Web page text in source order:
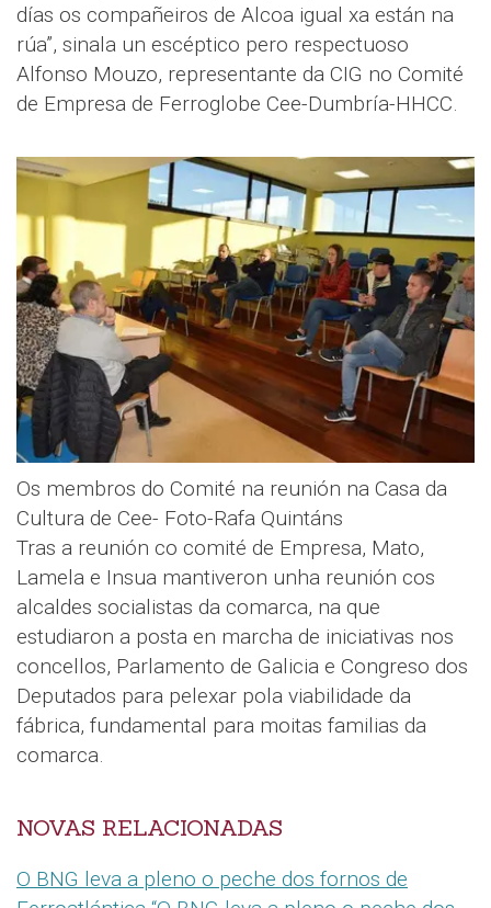
días os compañeiros de Alcoa igual xa están na
rúa”, sinala un escéptico pero respectuoso
Alfonso Mouzo, representante da CIG no Comité
de Empresa de Ferroglobe Cee-Dumbría-HHCC.
Os membros do Comité na reunión na Casa da
Cultura de Cee- Foto-Rafa Quintáns
Tras a reunión co comité de Empresa, Mato,
Lamela e Insua mantiveron unha reunión cos
alcaldes socialistas da comarca, na que
estudiaron a posta en marcha de iniciativas nos
concellos, Parlamento de Galicia e Congreso dos
Deputados para pelexar pola viabilidade da
fábrica, fundamental para moitas familias da
comarca.
NOVAS RELACIONADAS
O BNG leva a pleno o peche dos fornos de